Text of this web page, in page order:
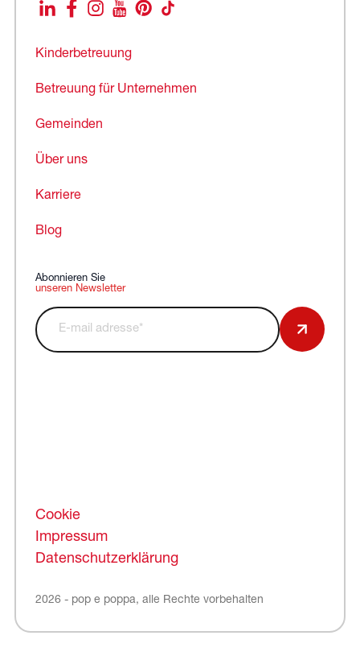
LinkedInFacebookInstagram
YouTubePinterestTikTok
Kinderbetreuung
Betreuung für Unternehmen
Gemeinden
Über uns
Karriere
Blog
Abonnieren Sie
unseren Newsletter
Cookie
Impressum
Datenschutzerklärung
2026 - pop e poppa, alle Rechte vorbehalten